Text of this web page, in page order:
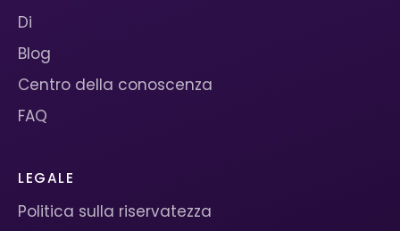
Di
Blog
Centro della conoscenza
FAQ
LEGALE
Politica sulla riservatezza